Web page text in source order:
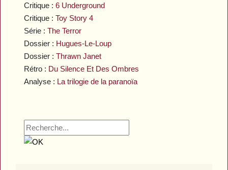
Critique :6 Underground
Critique :Toy Story 4
Série :The Terror
Dossier : Hugues-Le-Loup
Dossier :Thrawn Janet
Rétro : Du Silence Et Des Ombres
Analyse : La trilogie de la paranoïa